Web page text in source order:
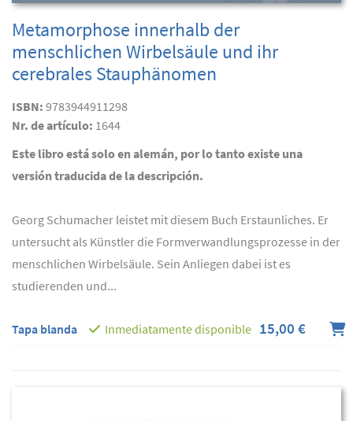
Metamorphose innerhalb der
menschlichen Wirbelsäule und ihr
cerebrales Stauphänomen
ISBN: 9783944911298
Nr. de artículo: 1644
Este libro está solo en alemán, por lo tanto existe una
versión traducida de la descripción.
Georg Schumacher leistet mit diesem Buch Erstaunliches. Er
untersucht als Künstler die Formverwandlungsprozesse in der
menschlichen Wirbelsäule. Sein Anliegen dabei ist es
studierenden und...
Tapa blanda Inmediatamente disponible 15,00 €